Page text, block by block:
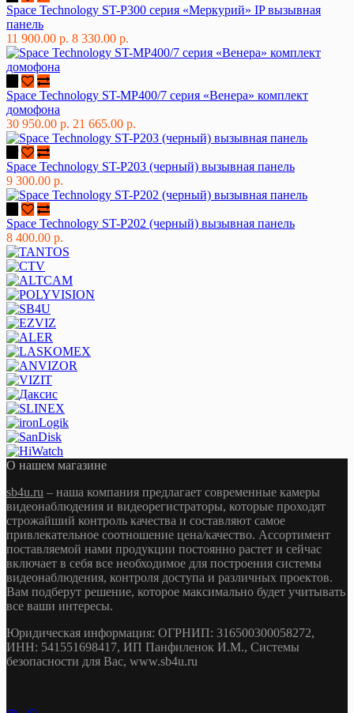
Space Technology ST-P300 серия «Меркурий» IP вызывная
панель
11 900.00 р. 8 330.00 р.
Space Technology ST-MР400/7 серия «Венера» комплект
домофона
30 950.00 р. 21 665.00 р.
Space Technology ST-P203 (черный) вызывная панель
9 300.00 р.
Space Technology ST-P202 (черный) вызывная панель
8 400.00 р.
О нашем магазине
sb4u.ru – наша компания предлагает современные камеры
видеонаблюдения и видеорегистраторы, которые проходят
строжайший контроль качества и составляют самое
привлекательное соотношение цена/качество. Ассортимент
поставляемой нами продукции постоянно растет и сейчас
включает в себя все необходимое для построения системы
видеонаблюдения, контроля доступа и различных проектов.
Вам подберут решение, которое максимально будет учитывать
все ваши интересы.
Юридическая информация: ОГРНИП: 316500300058272,
ИНН: 541551698417, ИП Панфиленок И.М., Системы
безопасности для Вас, www.sb4u.ru